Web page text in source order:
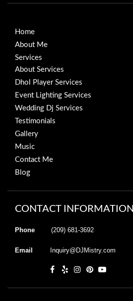
Home
About Me
Services
About Services
Dhol Player Services
Event Lighting Services
Wedding Dj Services
Testimonials
Gallery
Music
Contact Me
Blog
CONTACT INFORMATION
Phone (209) 681-3692
Email Inquiry@DJMistry.com